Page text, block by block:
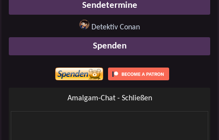
Sendetermine
Detektiv Conan
Spenden
Amalgam-Chat - Schließen